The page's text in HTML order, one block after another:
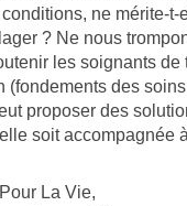
ne mérite-
? Ne nous
les soignants
(fondements des
proposer des
soit accompagnée
La Vie,